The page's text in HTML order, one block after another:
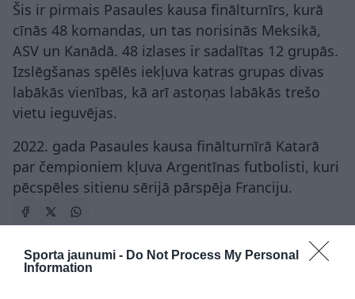
Sporta jaunumi - Do Not Process My Personal
Information
Šis ir pirmais Pasaules kausa finālturnīrs, kurā
cīnās 48 komandas, un tas norisinās Meksikā,
ASV un Kanādā. 48 izlases ir sadalītas 12 grupās.
Izslēgšanas spēlēs iekļuva katras grupas divas
labākās vienības, kā arī astoņas labākās trešo
vietu ieguvējas.
2022. gada Pasaules kausa finālturnīrā Katarā
par čempioniem kļuva Argentīnas futbolisti, kuri
pēcspēles sitienu sērijā pārspēja Franciju.
futbols Pasaules kauss